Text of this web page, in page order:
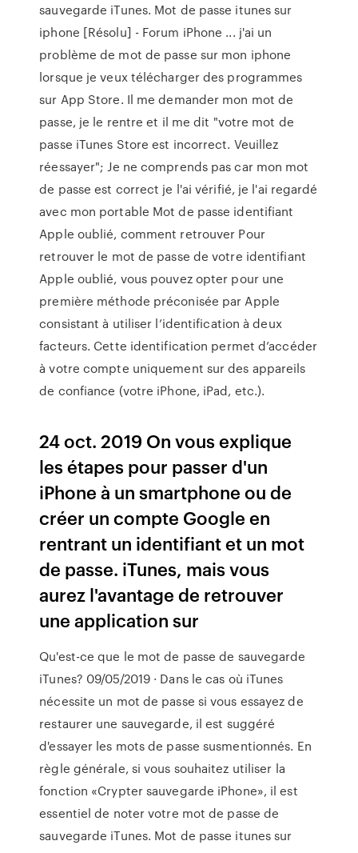
sauvegarde iTunes. Mot de passe itunes sur
iphone [Résolu] - Forum iPhone ... j'ai un
problème de mot de passe sur mon iphone
lorsque je veux télécharger des programmes
sur App Store. Il me demander mon mot de
passe, je le rentre et il me dit "votre mot de
passe iTunes Store est incorrect. Veuillez
réessayer"; Je ne comprends pas car mon mot
de passe est correct je l'ai vérifié, je l'ai regardé
avec mon portable Mot de passe identifiant
Apple oublié, comment retrouver Pour
retrouver le mot de passe de votre identifiant
Apple oublié, vous pouvez opter pour une
première méthode préconisée par Apple
consistant à utiliser l’identification à deux
facteurs. Cette identification permet d’accéder
à votre compte uniquement sur des appareils
de confiance (votre iPhone, iPad, etc.).
24 oct. 2019 On vous explique
les étapes pour passer d'un
iPhone à un smartphone ou de
créer un compte Google en
rentrant un identifiant et un mot
de passe. iTunes, mais vous
aurez l'avantage de retrouver
une application sur
Qu'est-ce que le mot de passe de sauvegarde
iTunes? 09/05/2019 · Dans le cas où iTunes
nécessite un mot de passe si vous essayez de
restaurer une sauvegarde, il est suggéré
d'essayer les mots de passe susmentionnés. En
règle générale, si vous souhaitez utiliser la
fonction «Crypter sauvegarde iPhone», il est
essentiel de noter votre mot de passe de
sauvegarde iTunes. Mot de passe itunes sur